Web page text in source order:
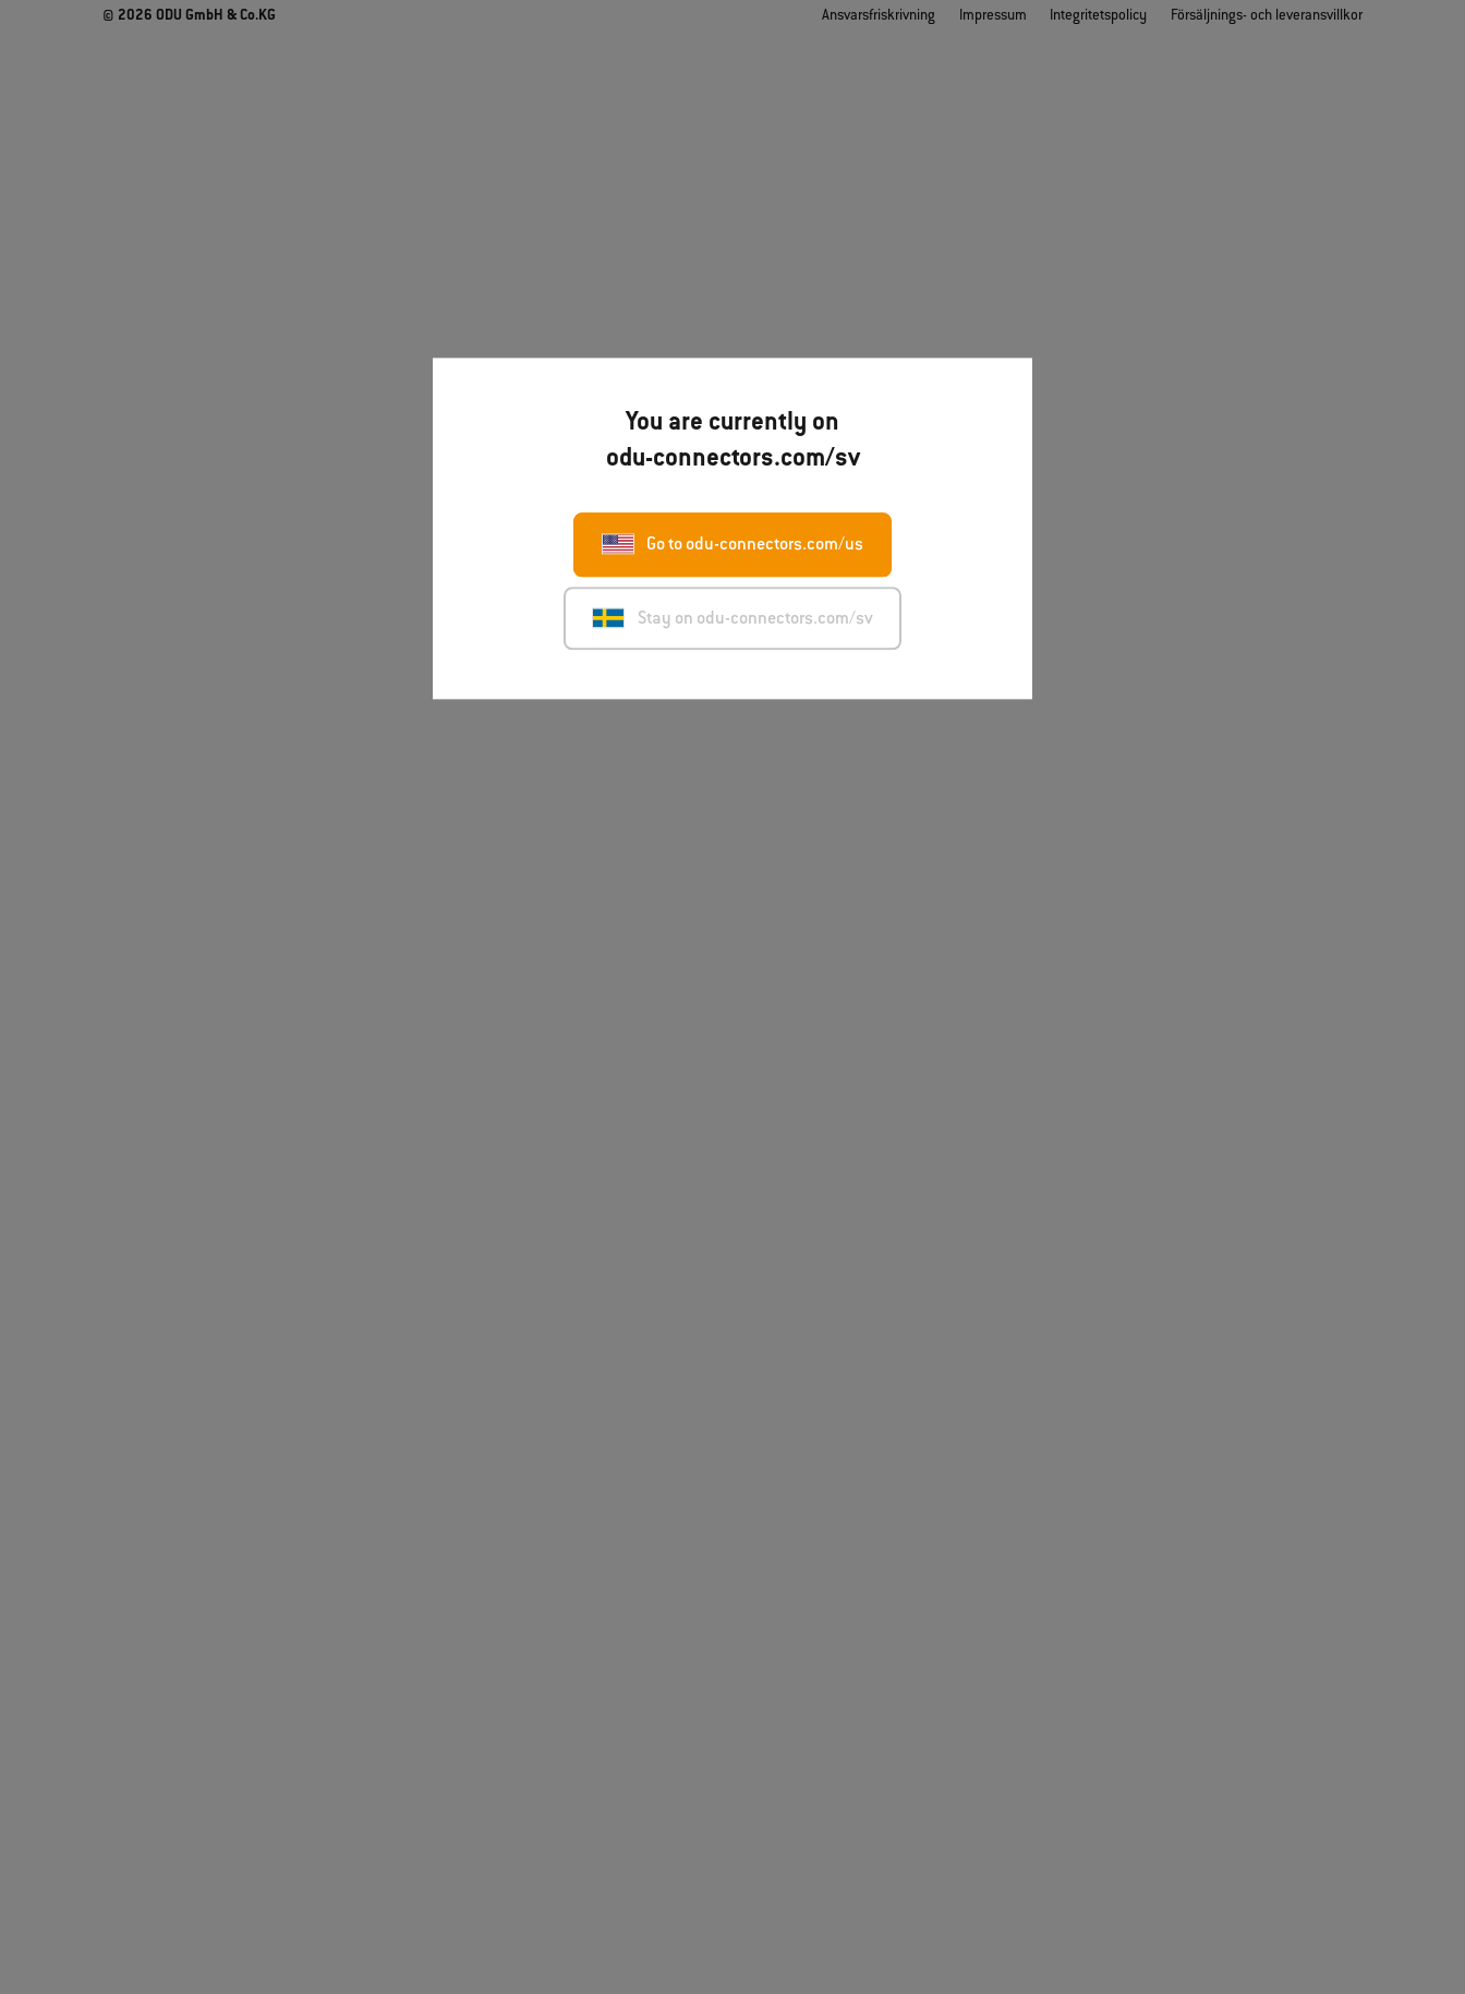
You are currently on
odu-connectors.com/sv
Go to odu-connectors.com/us
Stay on odu-connectors.com/sv
© 2026 ODU GmbH & Co.KG Ansvarsfriskrivning Impressum Integritetspolicy Försäljnings- och leveransvillkor